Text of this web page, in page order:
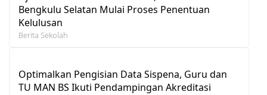
Bengkulu Selatan Mulai Proses Penentuan
Kelulusan
Berita Sekolah
Optimalkan Pengisian Data Sispena, Guru dan
TU MAN BS Ikuti Pendampingan Akreditasi